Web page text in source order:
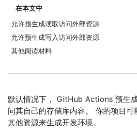
在本文中
允许预生成读取访问外部资源
允许预生成写入访问外部资源
其他阅读材料
默认情况下， GitHub Actions 预生
问其自己的存储库内容。 你的项目
其他资源来生成开发环境。